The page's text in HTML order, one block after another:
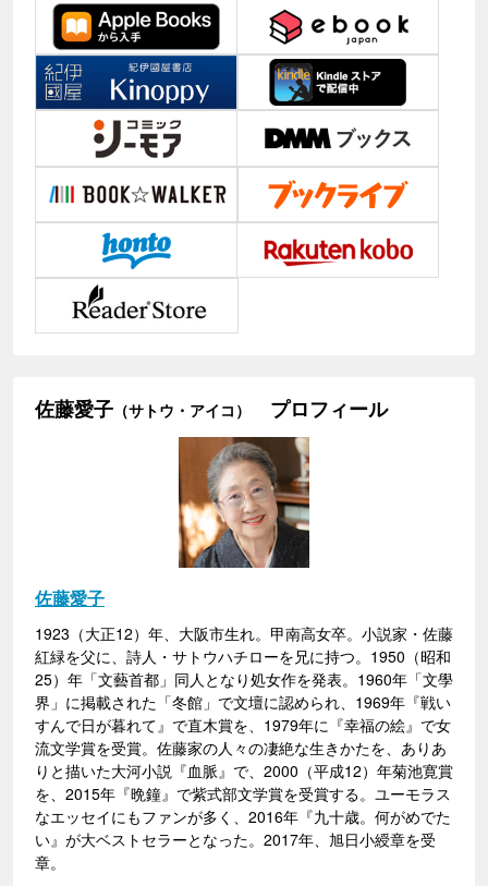
佐藤愛子 （サトウ・アイコ） プロフィール
佐藤愛子
1923（大正12）年、大阪市生れ。甲南高女卒。小説家・佐藤
紅緑を父に、詩人・サトウハチローを兄に持つ。1950（昭和
25）年「文藝首都」同人となり処女作を発表。1960年「文學
界」に掲載された「冬館」で文壇に認められ、1969年『戦い
すんで日が暮れて』で直木賞を、1979年に『幸福の絵』で女
流文学賞を受賞。佐藤家の人々の凄絶な生きかたを、ありあ
りと描いた大河小説『血脈』で、2000（平成12）年菊池寛賞
を、2015年『晩鐘』で紫式部文学賞を受賞する。ユーモラス
なエッセイにもファンが多く、2016年『九十歳。何がめでた
い』が大ベストセラーとなった。2017年、旭日小綬章を受
章。